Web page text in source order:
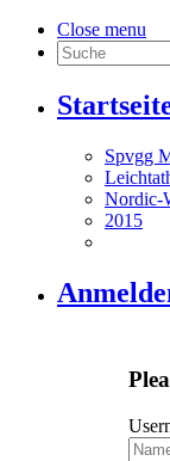
Close menu
Spvgg
2015